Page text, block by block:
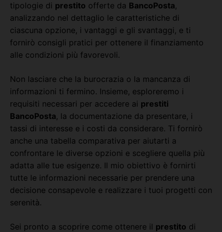
tipologie di prestito offerte da BancoPosta,
analizzando nel dettaglio le caratteristiche di
ciascuna opzione, i vantaggi e gli svantaggi, e ti
fornirò consigli pratici per ottenere il finanziamento
alle condizioni più favorevoli.
Non lasciare che la burocrazia o la mancanza di
informazioni ti fermino. Insieme, esploreremo i
requisiti necessari per accedere ai prestiti
BancoPosta, la documentazione da presentare, i
tassi di interesse e i costi da considerare. Ti fornirò
anche una tabella comparativa per aiutarti a
confrontare le diverse opzioni e scegliere quella più
adatta alle tue esigenze. Il mio obiettivo è fornirti
tutte le informazioni necessarie per prendere una
decisione consapevole e realizzare i tuoi progetti con
serenità.
Sei pronto a scoprire come ottenere il prestito di